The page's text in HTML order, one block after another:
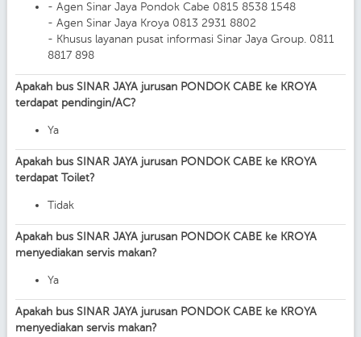
- Agen Sinar Jaya Pondok Cabe 0815 8538 1548
- Agen Sinar Jaya Kroya 0813 2931 8802
- Khusus layanan pusat informasi Sinar Jaya Group. 0811
8817 898
Apakah bus SINAR JAYA jurusan PONDOK CABE ke KROYA
terdapat pendingin/AC?
Ya
Apakah bus SINAR JAYA jurusan PONDOK CABE ke KROYA
terdapat Toilet?
Tidak
Apakah bus SINAR JAYA jurusan PONDOK CABE ke KROYA
menyediakan servis makan?
Ya
Apakah bus SINAR JAYA jurusan PONDOK CABE ke KROYA
menyediakan servis makan?